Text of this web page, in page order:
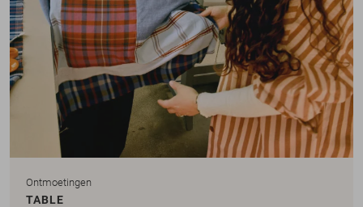
Ontmoetingen
TABLE